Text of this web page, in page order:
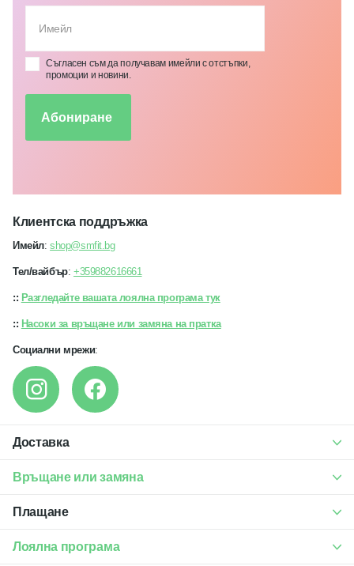
Съгласен съм да получавам имейли с отстъпки,
промоции и новини.
Абониране
Доставка
Връщане или замяна
Плащане
Лоялна програма
Клиентска поддръжка
Имейл:shop@smfit.bg
Тел/вайбър: +359882616661
:: Разгледайте вашата лоялна програма тук
:: Насоки за връщане или замяна на пратка
Социални мрежи: